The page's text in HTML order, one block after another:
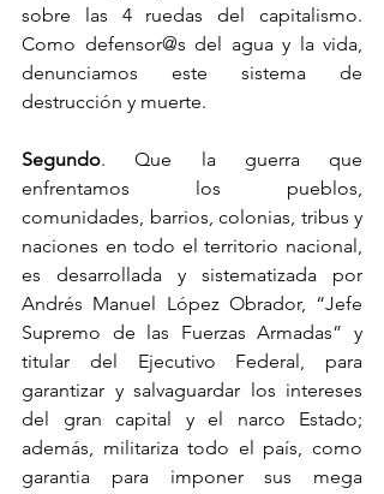
sobre las 4 ruedas del capitalismo.
Como defensor@s del agua y la vida,
denunciamos este sistema de
destrucción y muerte.
Segundo. Que la guerra que
enfrentamos los pueblos,
comunidades, barrios, colonias, tribus y
naciones en todo el territorio nacional,
es desarrollada y sistematizada por
Andrés Manuel López Obrador, “Jefe
Supremo de las Fuerzas Armadas” y
titular del Ejecutivo Federal, para
garantizar y salvaguardar los intereses
del gran capital y el narco Estado;
además, militariza todo el país, como
garantia para imponer sus mega